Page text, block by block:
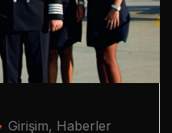
Girişim, Haberler